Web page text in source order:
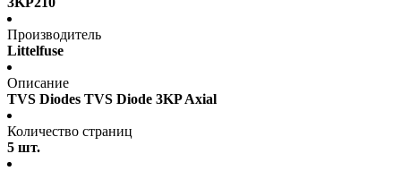
Производитель
Littelfuse
Описание
TVS Diodes TVS Diode 3KP Axial
Количество страниц
5 шт.